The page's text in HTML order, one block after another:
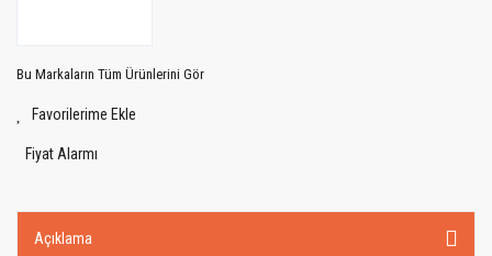
Bu Markaların Tüm Ürünlerini Gör
Fiyat Alarmı
Açıklama